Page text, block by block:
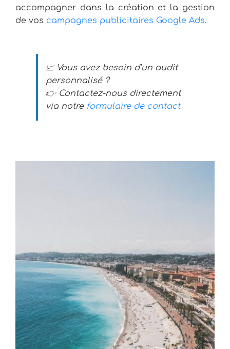
accompagner dans la création et la gestion
de vos campagnes publicitaires Google Ads.
📈 Vous avez besoin d’un audit
personnalisé ?
👉 Contactez-nous directement
via notre formulaire de contact